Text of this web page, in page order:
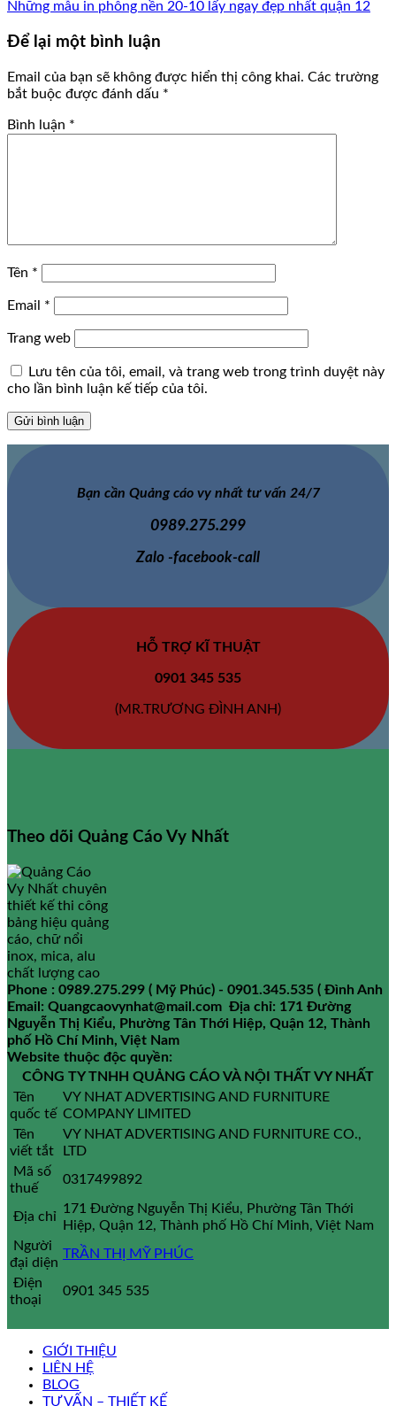
Những mẫu in phông nền 20-10 lấy ngay đẹp nhất quận 12
Để lại một bình luận
Email của bạn sẽ không được hiển thị công khai. Các trường
bắt buộc được đánh dấu *
Bình luận *
Tên *
Email *
Trang web
Lưu tên của tôi, email, và trang web trong trình duyệt này
cho lần bình luận kế tiếp của tôi.
Bạn cần Quảng cáo vy nhất tư vấn 24/7
0989.275.299
Zalo -facebook-call
HỖ TRỢ KĨ THUẬT
0901 345 535
(MR.TRƯƠNG ĐÌNH ANH)
Theo dõi Quảng Cáo Vy Nhất
Phone : 0989.275.299 ( Mỹ Phúc) - 0901.345.535 ( Đình Anh
Email: Quangcaovynhat@mail.com Địa chỉ: 171 Đường
Nguyễn Thị Kiểu, Phường Tân Thới Hiệp, Quận 12, Thành
phố Hồ Chí Minh, Việt Nam
Website thuộc độc quyền:
CÔNG TY TNHH QUẢNG CÁO VÀ NỘI THẤT VY NHẤT
Tên
quốc tế
VY NHAT ADVERTISING AND FURNITURE
COMPANY LIMITED
Tên
viết tắt
VY NHAT ADVERTISING AND FURNITURE CO.,
LTD
Mã số
thuế
0317499892
Địa chỉ
171 Đường Nguyễn Thị Kiểu, Phường Tân Thới
Hiệp, Quận 12, Thành phố Hồ Chí Minh, Việt Nam
Người
đại diện
TRẦN THỊ MỸ PHÚC
Điện
thoại
0901 345 535
GIỚI THIỆU
LIÊN HỆ
BLOG
TƯ VẤN – THIẾT KẾ